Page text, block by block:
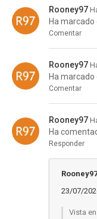
Rooney97
Ha
Comentar
Rooney97
Ha
Comentar
Rooney97
Ha
Responder
Rooney97
23/07/
Vista